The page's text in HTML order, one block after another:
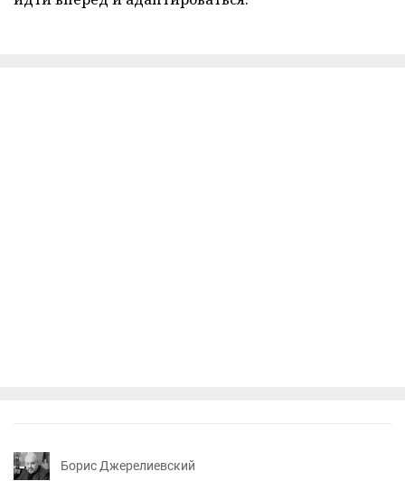
Борис Джерелиевский